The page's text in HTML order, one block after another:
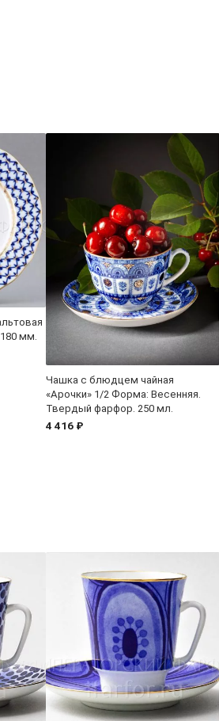
мм.
Чашка с блюдцем чайная
«Арочки» 1/2 Форма: Весенняя.
Твердый фарфор. 250 мл.
4 416 ₽